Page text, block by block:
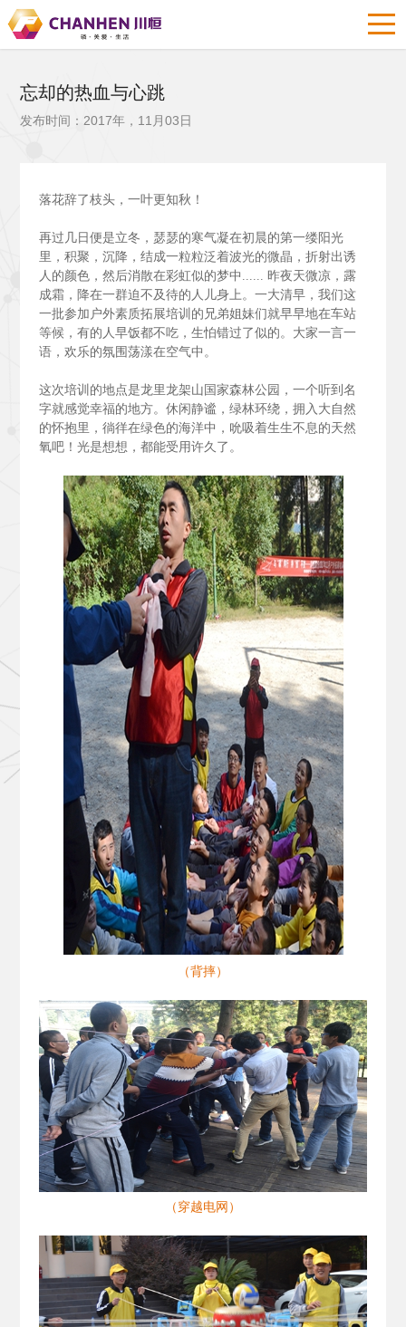
忘却的热血与心跳
发布时间：2017年，11月03日
落花辞了枝头，一叶更知秋！
再过几日便是立冬，瑟瑟的寒气凝在初晨的第一缕阳光
里，积聚，沉降，结成一粒粒泛着波光的微晶，折射出诱
人的颜色，然后消散在彩虹似的梦中...... 昨夜天微凉，露
成霜，降在一群迫不及待的人儿身上。一大清早，我们这
一批参加户外素质拓展培训的兄弟姐妹们就早早地在车站
等候，有的人早饭都不吃，生怕错过了似的。大家一言一
语，欢乐的氛围荡漾在空气中。
这次培训的地点是龙里龙架山国家森林公园，一个听到名
字就感觉幸福的地方。休闲静谧，绿林环绕，拥入大自然
的怀抱里，徜徉在绿色的海洋中，吮吸着生生不息的天然
氧吧！光是想想，都能受用许久了。
（背摔）
（穿越电网）